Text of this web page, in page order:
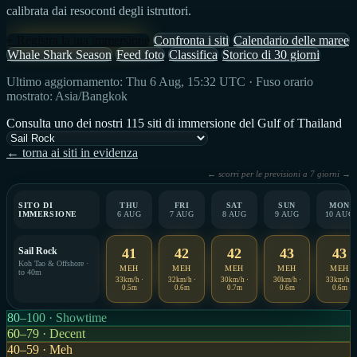
calibrata dai resoconti degli istruttori.
Confronta i siti Calendario delle maree
Whale Shark Season Feed foto Classifica Storico di 30 giorni
Ultimo aggiornamento: Thu 6 Aug, 15:32 UTC · Fuso orario
mostrato: Asia/Bangkok
Consulta uno dei nostri 115 siti di immersione del Gulf of Thailand
← torna ai siti in evidenza
← scorri per le previsioni a 7 giorni →
SITO DI
IMMERSIONE
THU
6 AUG
FRI
7 AUG
SAT
8 AUG
SUN
9 AUG
MON
10 AUG
Sail Rock
Koh Tao & Offshore ·
to 40m
41
MEH
33km/h ·
0.5m
42
MEH
32km/h ·
0.6m
42
MEH
30km/h ·
0.7m
43
MEH
30km/h ·
0.6m
43
MEH
33km/h ·
0.6m
80–100 · Showtime
60–79 · Decent
40–59 · Meh